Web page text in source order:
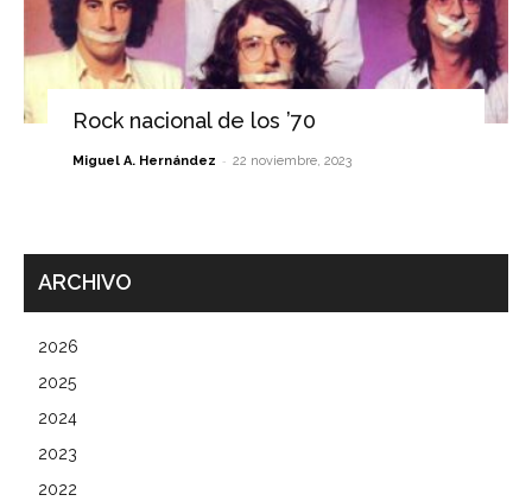
Rock nacional de los ’70
Miguel A. Hernández - 22 noviembre, 2023
ARCHIVO
2026
2025
2024
2023
2022